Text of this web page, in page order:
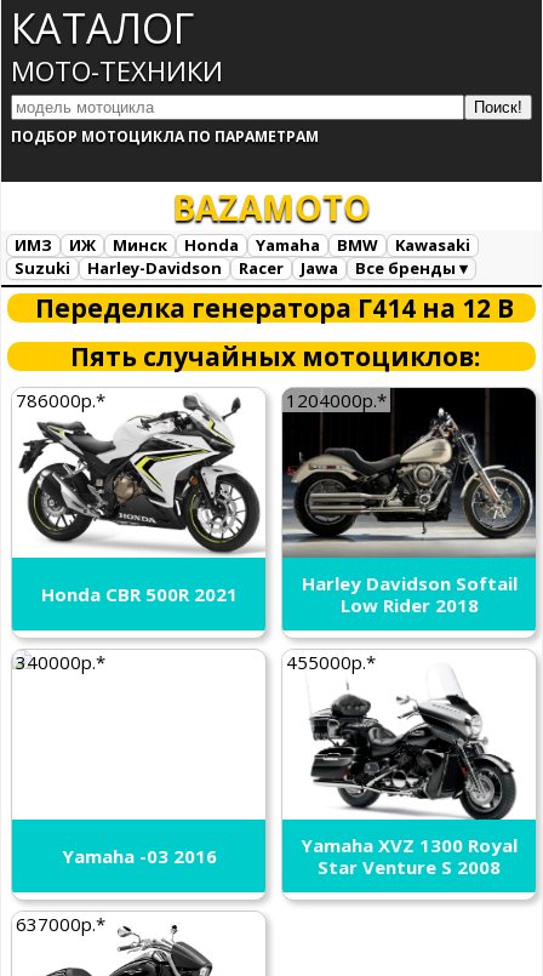
КАТАЛОГ
МОТО-ТЕХНИКИ
ПОДБОР МОТОЦИКЛА ПО ПАРАМЕТРАМ
BAZAMOTO
ИМЗ ИЖ Минск Honda Yamaha BMW
Kawasaki
Suzuki
Harley-Davidson Racer Jawa
Все бренды ▾
Все марки
Загрузка...
Переделка генератора Г414 на 12 В
Пять случайных мотоциклов:
786000р.*
Honda CBR 500R 2021
1204000р.*
Harley Davidson Softail
Low Rider 2018
340000р.*
Yamaha -03 2016
455000р.*
Yamaha XVZ 1300 Royal
Star Venture S 2008
637000р.*